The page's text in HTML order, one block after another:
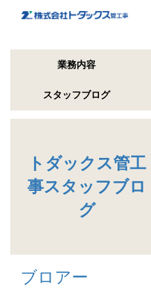
業務内容
スタッフブログ
トダックス管工
事スタッフブロ
グ
ブロアー